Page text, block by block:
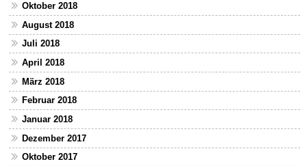
Oktober 2018
August 2018
Juli 2018
April 2018
März 2018
Februar 2018
Januar 2018
Dezember 2017
Oktober 2017